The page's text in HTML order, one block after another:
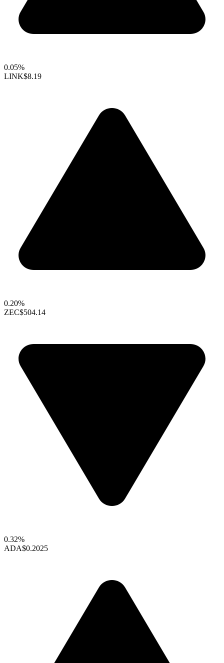
0.05%
LINK$8.19
0.20%
ZEC$504.14
0.32%
ADA$0.2025